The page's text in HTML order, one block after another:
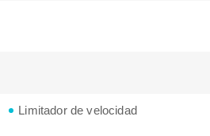
Limitador de velocidad